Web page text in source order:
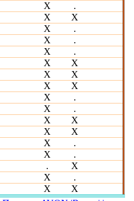
Х
.
Х
Х
Х
.
Х
.
Х
.
Х
Х
Х
Х
Х
Х
Х
.
Х
.
Х
Х
Х
Х
Х
.
Х
.
.
Х
Х
.
Х
Х